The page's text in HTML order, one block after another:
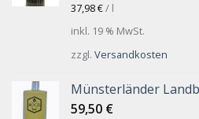
37,98€/ l
inkl. 19 % MwSt.
zzgl. Versandkosten
Münsterländer
59,50 €